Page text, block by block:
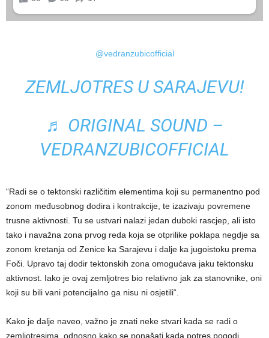
@vedranzubicofficial
ZEMLJOTRES U SARAJEVU!
♬ ORIGINAL SOUND –
VEDRANZUBICOFFICIAL
“Radi se o tektonski različitim elementima koji su permanentno pod
zonom međusobnog dodira i kontrakcije, te izazivaju povremene
trusne aktivnosti. Tu se ustvari nalazi jedan duboki rascjep, ali isto
tako i navažna zona prvog reda koja se otprilike poklapa negdje sa
zonom kretanja od Zenice ka Sarajevu i dalje ka jugoistoku prema
Foči. Upravo taj dodir tektonskih zona omogućava jaku tektonsku
aktivnost. Iako je ovaj zemljotres bio relativno jak za stanovnike, oni
koji su bili vani potencijalno ga nisu ni osjetili“.
Kako je dalje naveo, važno je znati neke stvari kada se radi o
zemljotresima, odnosno kako se ponašati kada potres pogodi